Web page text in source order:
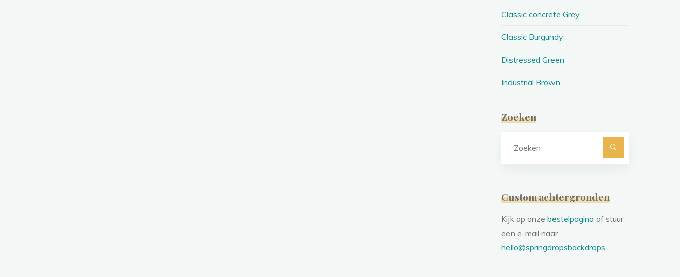
Classic concrete Grey
Classic Burgundy
Distressed Green
Industrial Brown
Zoeken
Custom achtergronden
Kijk op onzebestelpagina of stuur
een e-mail naar
hello@springdropsbackdrops